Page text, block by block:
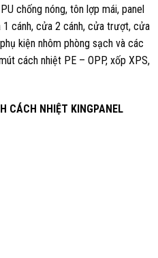
chống nóng, tôn lợp mái, panel
cánh, cửa 2 cánh, cửa trượt, cửa
kiện nhôm phòng sạch và các
cách nhiệt PE – OPP, xốp XPS,
CÁCH NHIỆT KINGPANEL